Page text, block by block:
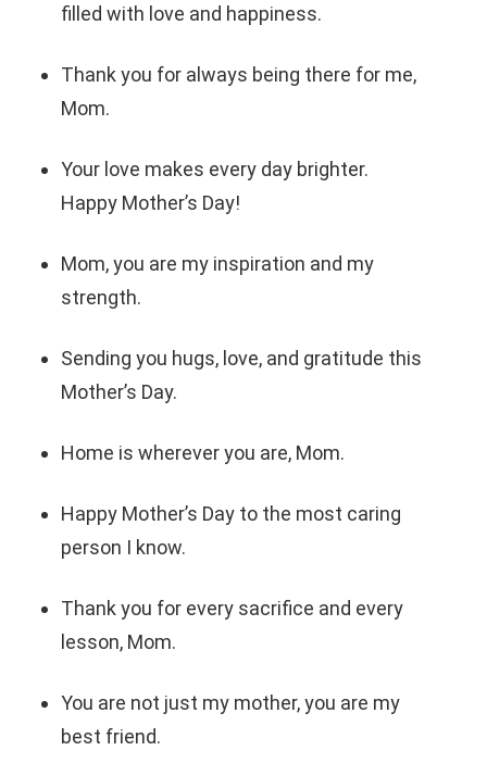
filled with love and happiness.
Thank you for always being there for me,
Mom.
Your love makes every day brighter.
Happy Mother’s Day!
Mom, you are my inspiration and my
strength.
Sending you hugs, love, and gratitude this
Mother’s Day.
Home is wherever you are, Mom.
Happy Mother’s Day to the most caring
person I know.
Thank you for every sacrifice and every
lesson, Mom.
You are not just my mother, you are my
best friend.